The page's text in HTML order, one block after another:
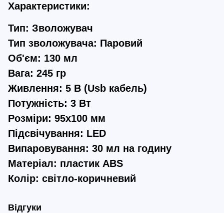
Характеристики:
Тип: Зволожувач
Тип зволожувача: Паровий
Об'єм: 130 мл
Вага: 245 гр
Живлення: 5 В (Usb кабель)
Потужність: 3 Вт
Розміри: 95x100 мм
Підсвічування: LED
Випаровування: 30 мл на годину
Матеріал: пластик ABS
Колір: світло-коричневий
Відгуки